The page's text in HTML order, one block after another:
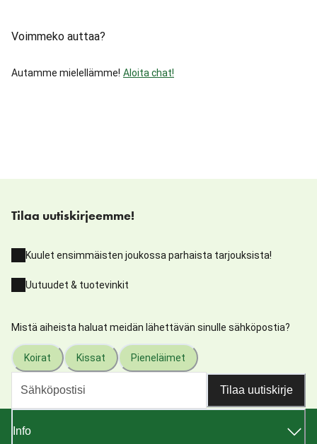
Voimmeko auttaa?
Autamme mielellämme! Aloita chat!
Tilaa uutiskirjeemme!
Kuulet ensimmäisten joukossa parhaista tarjouksista!
Uutuudet & tuotevinkit
Mistä aiheista haluat meidän lähettävän sinulle sähköpostia?
Koirat Kissat Pieneläimet
Tilaa uutiskirje
Info